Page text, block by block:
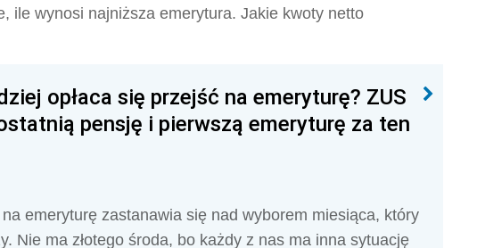
ile wynosi najniższa emerytura. Jakie kwoty netto
opłaca się przejść na emeryturę? ZUS
pensję i pierwszą emeryturę za ten
emeryturę zastanawia się nad wyborem miesiąca, który
Nie ma złotego środa, bo każdy z nas ma inna sytuację